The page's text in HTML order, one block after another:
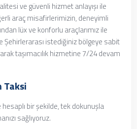
ve güvenli hizmet anlayışı ile
araç misafirlerimizin, deneyimli
lüx ve konforlu araçlarımız ile
Şehirlerarası istediğiniz bölgeye sabit
taşımacılık hizmetine 7/24 devam
Taksi
hesaplı bir şekilde, tek dokunuşla
sağlıyoruz.